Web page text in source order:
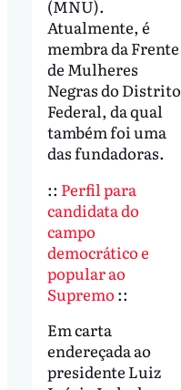
(MNU).
Atualmente, é
membra da Frente
de Mulheres
Negras do Distrito
Federal, da qual
também foi uma
das fundadoras.
:: Perfil para
candidata do
campo
democrático e
popular ao
Supremo ::
Em carta
endereçada ao
presidente Luiz